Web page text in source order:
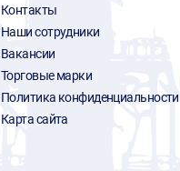
Контакты
Наши сотрудники
Вакансии
Торговые марки
Политика конфиденциальности
Карта сайта